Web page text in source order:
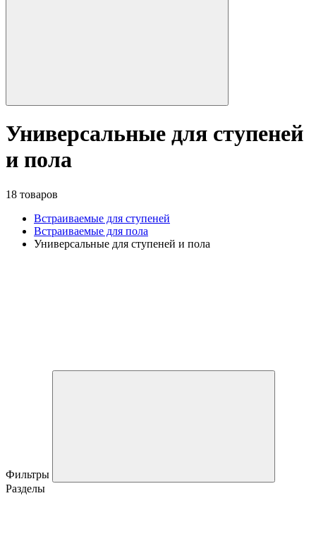
Универсальные для ступеней
и пола
18 товаров
Встраиваемые для ступеней
Встраиваемые для пола
Универсальные для ступеней и пола
Фильтры
Разделы